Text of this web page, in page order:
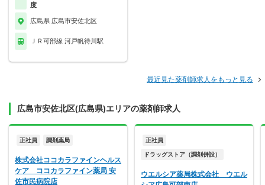
度
広島県 広島市安佐北区
ＪＲ可部線 河戸帆待川駅
最近見た薬剤師求人をもっと見る
広島市安佐北区(広島県)エリアの薬剤師求人
正社員 調剤薬局
株式会社ココカラファインヘルス
ケア ココカラファイン薬局 安
佐市民病院店
正社員
ドラッグストア（調剤併設）
ウエルシア薬局株式会社 ウエル